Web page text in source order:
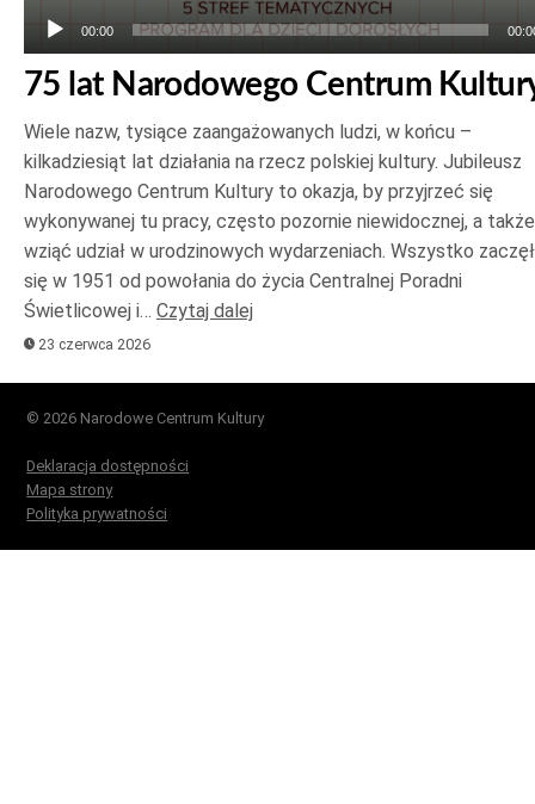
00:00
75 lat Narodowego Centrum
Wiele nazw, tysiące zaangażowanych ludzi, w końcu –
kilkadziesiąt lat działania na rzecz polskiej kultury. Jubileusz
Narodowego Centrum Kultury to okazja, by przyjrzeć się
wykonywanej tu pracy, często pozornie niewidocznej, a także
wziąć udział w urodzinowych wydarzeniach. Wszystko
się w 1951 od powołania do życia Centralnej Poradni
Świetlicowej i… Czytaj dalej
23 czerwca 2026
© 2026 Narodowe Centrum Kultury
Deklaracja dostępności
Mapa strony
Polityka prywatności